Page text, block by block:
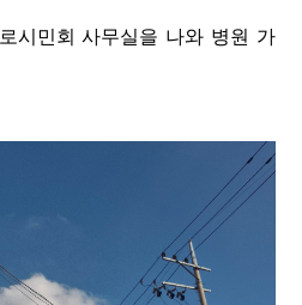
시민회 사무실을 나와 병원 가